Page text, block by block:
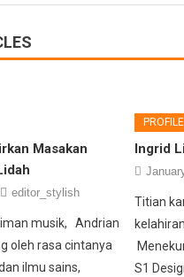
Masakan
editor_stylish
musik, Andrian
oleh rasa cintanya
ilmu sains,
PROFILE
Ingrid
Titian
S1